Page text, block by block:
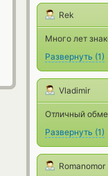
Rek
Много лет
Развернуть (1)
Vladimir
Отличный
Развернуть (1)
Romanomor